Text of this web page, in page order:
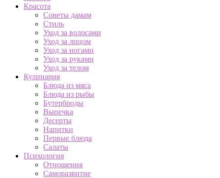
Красота
Советы дамам
Стиль
Уход за волосами
Уход за лицом
Уход за ногами
Уход за руками
Уход за телом
Кулинария
Блюда из мяса
Блюда из рыбы
Бутерброды
Выпечка
Десерты
Напитки
Первые блюда
Салаты
Психология
Отношения
Саморазвитие